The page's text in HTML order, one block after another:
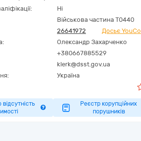
Ні
Військова частина Т0440
26641972
Досьє
Олександр Захарченко
+380667885529
klerk@dsst.gov.ua
Україна
відсутність
Реєстр корупційних
порушників